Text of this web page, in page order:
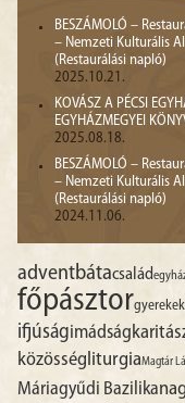
BESZÁMOLÓ –
– Nemzeti Kulturális
(Restaurálási napló)
2025.10.21.
KOVÁSZ A PÉCSI
EGYHÁZMEGYEI
2025.08.18.
BESZÁMOLÓ –
– Nemzeti Kulturális
(Restaurálási napló)
2024.11.06.
adventbátacsalád
főpásztorgyerekek
ifjúságimádság
közösségliturgiaMagtár
Máriagyűdi Bazilika